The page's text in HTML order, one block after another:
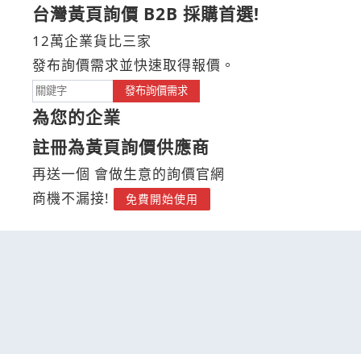
台灣黃頁詢價 B2B 採購首選!
12萬企業貨比三家
發布詢價需求並快速取得報價。
發布詢價需求
為您的企業
註冊為黃頁詢價供應商
再送一個 會做生意的詢價官網
商機不漏接!
免費開始使用